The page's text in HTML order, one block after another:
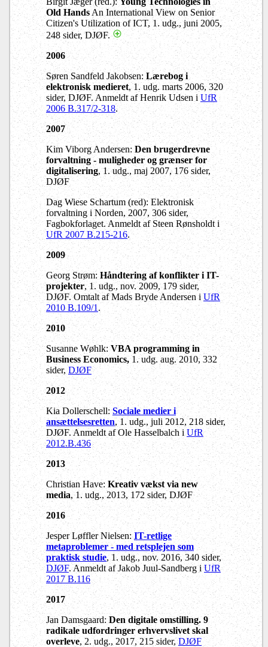
Old Hands An International View on Senior
Citizen's Utilization of ICT, 1. udg., juni 2005,
248 sider, DJØF.
2006
Søren Sandfeld Jakobsen: Lærebog i
elektronisk medieret, 1. udg. marts 2006, 320
sider, DJØF. Anmeldt af Henrik Udsen i UfR
2006 B.317/2-318.
2007
Kim Viborg Andersen: Den brugerdrevne
forvaltning- muligheder og grænser for
digitalisering, 1. udg., maj 2007, 176 sider,
DJØF
Dag Wiese Schartum (red): Elektronisk
forvaltning i Norden, 2007, 306 sider,
Fagbokforlaget. Anmeldt af Steen Rønsholdt i
UfR 2007 B.215-216.
2009
Georg Strøm:Håndtering af konflikter i IT-
projekter, 1. udg., nov. 2009, 179 sider,
DJØF.Omtalt af Mads Bryde Andersen iUfR
2010 B.109/1.
2010
Susanne Wøhlk:VBA programming in
Business Economics,1. udg. aug. 2010, 332
sider,DJØF
2012
Kia Dollerschell:Sociale medier i
ansættelsesretten, 1. udg., juli 2012, 218 sider,
DJØF. Anmeldt af Ole Hasselbalch i UfR
2012.B.436
2013
Christian Have: Kreativ vækst via new
media, 1. udg., 2013, 172 sider, DJØF
2016
Jesper Løffler Nielsen:IT-retlige
metaproblemer - med retsplejen som
praktisk studie, 1. udg., nov. 2016, 340 sider,
DJØF. Anmeldt af Jakob Juul-Sandberg iUfR
2017 B.116
2017
Jan Damsgaard: Den digitale omstilling. 9
radikale udfordringer erhvervslivet skal
overleve, 2. udg., 2017, 215 sider,DJØF